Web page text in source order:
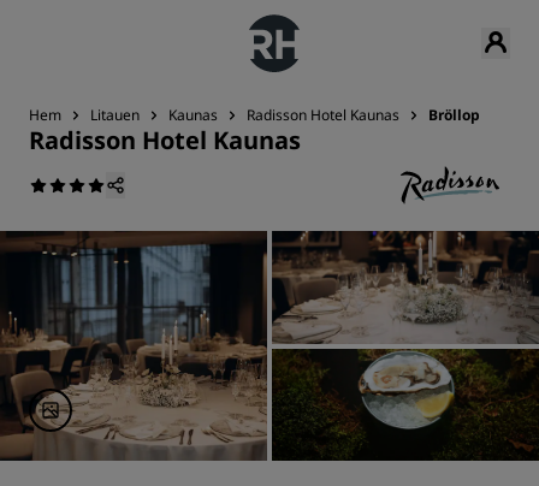
Hem Litauen Kaunas Radisson Hotel Kaunas Bröllop
Radisson Hotel Kaunas